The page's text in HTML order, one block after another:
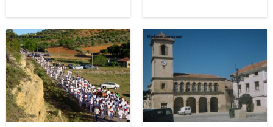
Rufino Jiménez Rufino Jiménez